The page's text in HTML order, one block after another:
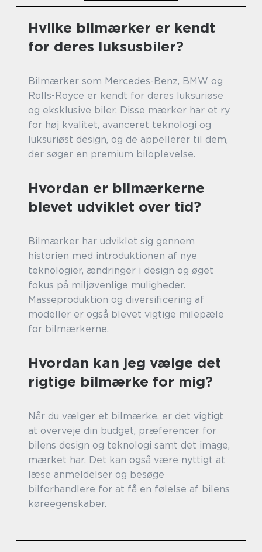
Hvilke bilmærker er kendt
for deres luksusbiler?
Bilmærker som Mercedes-Benz, BMW og
Rolls-Royce er kendt for deres luksuriøse
og eksklusive biler. Disse mærker har et ry
for høj kvalitet, avanceret teknologi og
luksuriøst design, og de appellerer til dem,
der søger en premium biloplevelse.
Hvordan er bilmærkerne
blevet udviklet over tid?
Bilmærker har udviklet sig gennem
historien med introduktionen af nye
teknologier, ændringer i design og øget
fokus på miljøvenlige muligheder.
Masseproduktion og diversificering af
modeller er også blevet vigtige milepæle
for bilmærkerne.
Hvordan kan jeg vælge det
rigtige bilmærke for mig?
Når du vælger et bilmærke, er det vigtigt
at overveje din budget, præferencer for
bilens design og teknologi samt det image,
mærket har. Det kan også være nyttigt at
læse anmeldelser og besøge
bilforhandlere for at få en følelse af bilens
køreegenskaber.